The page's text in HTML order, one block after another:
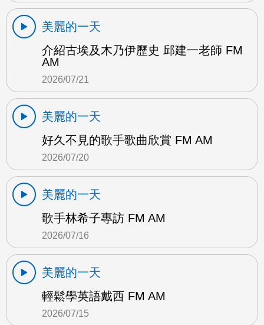
美麗的一天
介紹古埃及木乃伊歷史 邱建一老師 FM
AM
2026/07/21
美麗的一天
好久不見的歌手歌曲欣賞 FM AM
2026/07/20
美麗的一天
歌手林希子專訪 FM AM
2026/07/16
美麗的一天
輕鬆學英語戴西 FM AM
2026/07/15